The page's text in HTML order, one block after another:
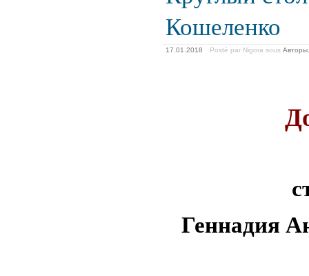
Кошеленко
17.01.2018 Posté par Nigora sous Авторы
Геннадия